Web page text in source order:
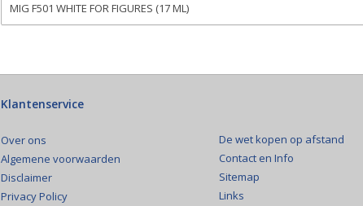
MIG F501 WHITE FOR FIGURES (17 ML)
Klantenservice
Over ons
Algemene voorwaarden
Disclaimer
Privacy Policy
De wet kopen op afstand
Contact en Info
Sitemap
Links